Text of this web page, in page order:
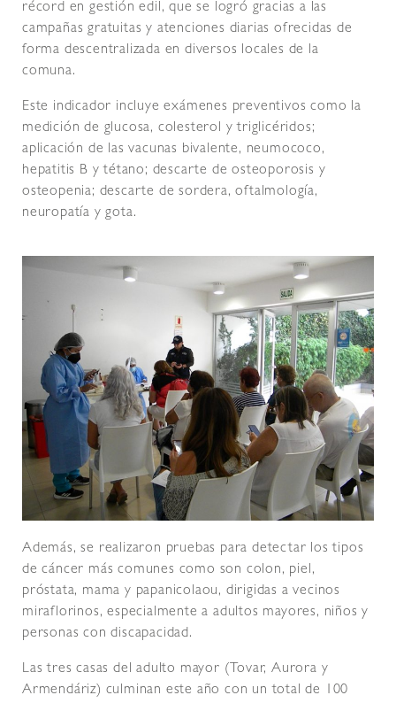
récord en gestión edil, que se logró gracias a las
campañas gratuitas y atenciones diarias ofrecidas de
forma descentralizada en diversos locales de la
comuna.
Este indicador incluye exámenes preventivos como la
medición de glucosa, colesterol y triglicéridos;
aplicación de las vacunas bivalente, neumococo,
hepatitis B y tétano; descarte de osteoporosis y
osteopenia; descarte de sordera, oftalmología,
neuropatía y gota.
Además, se realizaron pruebas para detectar los tipos
de cáncer más comunes como son colon, piel,
próstata, mama y papanicolaou, dirigidas a vecinos
miraflorinos, especialmente a adultos mayores, niños y
personas con discapacidad.
Las tres casas del adulto mayor (Tovar, Aurora y
Armendáriz) culminan este año con un total de 100